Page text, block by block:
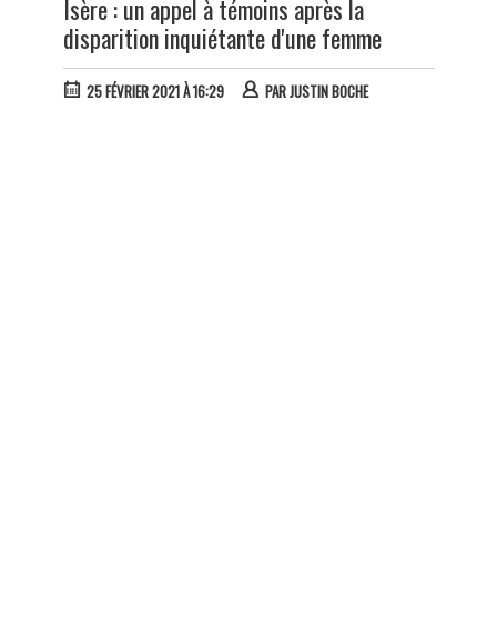
Isère : un appel à témoins après la
disparition inquiétante d'une femme
25 FÉVRIER 2021 À 16:29 PARJUSTIN BOCHE